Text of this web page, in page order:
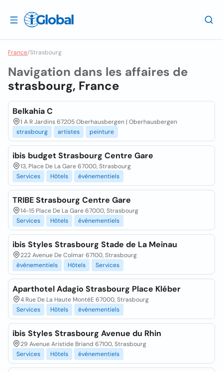
France/Strasbourg
Navigation dans les affaires de
strasbourg, France
Belkahia C
1 A R Jardins 67205 Oberhausbergen | Oberhausbergen
strasbourg
artistes peinture
ibis budget Strasbourg Centre Gare
13, Place De La Gare 67000, Strasbourg
Services
Hôtels événementiels
TRIBE Strasbourg Centre Gare
14-15 Place De La Gare 67000, Strasbourg
Services
Hôtels événementiels
ibis Styles Strasbourg Stade de La Meinau
222 Avenue De Colmar 67100, Strasbourg
événementiels
Hôtels Services
Aparthotel Adagio Strasbourg Place Kléber
4 Rue De La Haute MontéE 67000, Strasbourg
Services
Hôtels événementiels
ibis Styles Strasbourg Avenue du Rhin
29 Avenue Aristide Briand 67100, Strasbourg
Services
Hôtels événementiels